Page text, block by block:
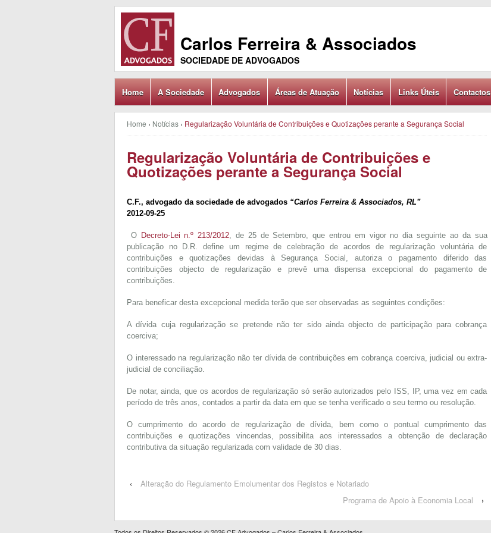
Carlos Ferreira & Associados
SOCIEDADE DE ADVOGADOS
Home A Sociedade Advogados Áreas de Atuação Notícias Links Úteis Contactos
Home › Notícias › Regularização Voluntária de Contribuições e Quotizações perante a Segurança Social
Regularização Voluntária de Contribuições e
Quotizações perante a Segurança Social
C.F., advogado da sociedade de advogados “Carlos Ferreira & Associados, RL”
2012-09-25
ODecreto-Lei n.º 213/2012, de 25 de Setembro, que entrou em vigor no dia seguinte ao da sua
publicação no D.R. define um regime de celebração de acordos de regularização voluntária de
contribuições e quotizações devidas à Segurança Social, autoriza o pagamento diferido das
contribuições objecto de regularização e prevê uma dispensa excepcional do pagamento de
contribuições.
Para beneficar desta excepcional medida terão que ser observadas as seguintes condições:
A dívida cuja regularização se pretende não ter sido ainda objecto de participação para cobrança
coerciva;
O interessado na regularização não ter dívida de contribuições em cobrança coerciva, judicial ou extra-
judicial de conciliação.
De notar, ainda, que os acordos de regularização só serão autorizados pelo ISS, IP, uma vez em cada
período de três anos, contados a partir da data em que se tenha verificado o seu termo ou resolução.
O cumprimento do acordo de regularização de dívida, bem como o pontual cumprimento das
contribuições e quotizações vincendas, possibilita aos interessados a obtenção de declaração
contributiva da situação regularizada com validade de 30 dias.
‹
Alteração do Regulamento Emolumentar dos Registos e Notariado
Programa de Apoio à Economia Local
›